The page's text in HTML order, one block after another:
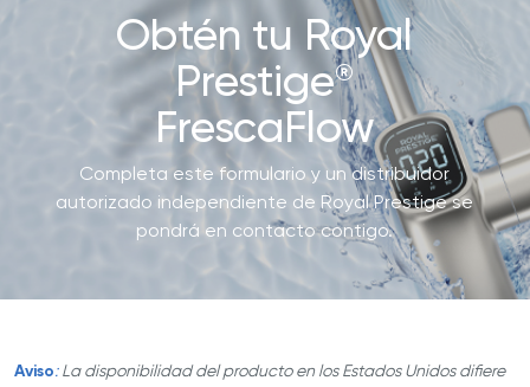
Obtén tu Royal
Prestige®
FrescaFlow
Completa este formulario y un distribuidor
autorizado independiente de Royal Prestige se
pondrá en contacto contigo.
Aviso:La disponibilidad del producto en los Estados Unidos difiere